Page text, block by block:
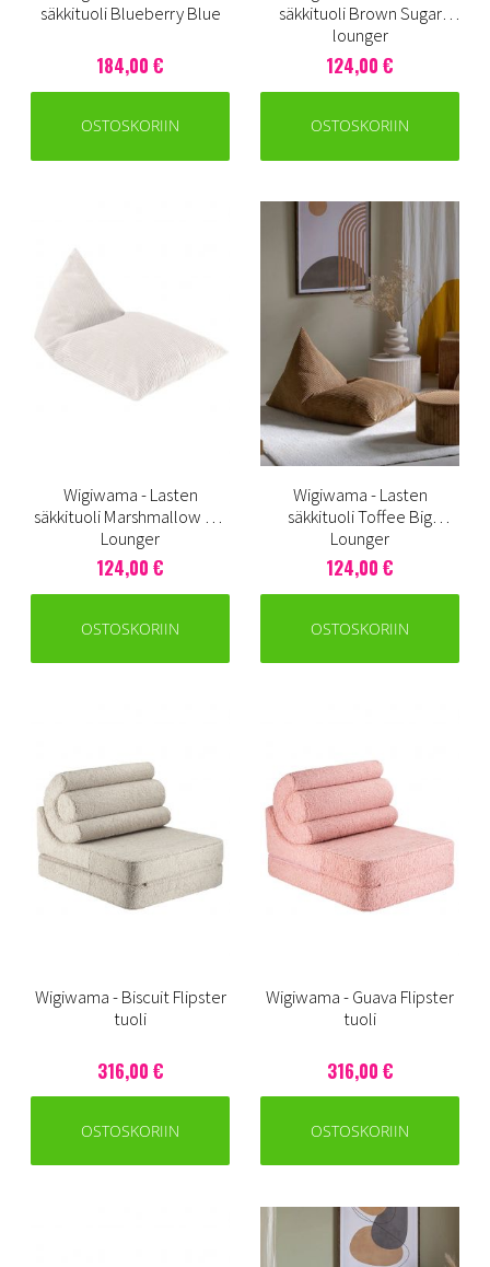
säkkituoli Blueberry Blue
184,00 €
OSTOSKORIIN
säkkituoli Brown Sugar
lounger
124,00 €
OSTOSKORIIN
Wigiwama - Lasten
säkkituoli Marshmallow Big
Lounger
124,00 €
OSTOSKORIIN
Wigiwama - Lasten
säkkituoli Toffee Big
Lounger
124,00 €
OSTOSKORIIN
Wigiwama - Biscuit Flipster
tuoli
316,00 €
OSTOSKORIIN
Wigiwama - Guava Flipster
tuoli
316,00 €
OSTOSKORIIN